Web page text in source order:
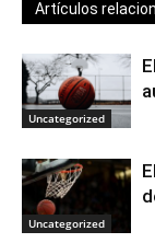
Artículos
Uncategorized
Uncategorized